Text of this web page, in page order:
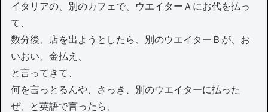
イタリアの、別のカフェで、ウエイターＡにお代を払っ
て、
数分後、店を出ようとしたら、別のウエイターＢが、お
いおい、金払え、
と言ってきて、
何を言っとるんや、さっき、別のウエイターに払った
ぜ、と英語で言ったら、